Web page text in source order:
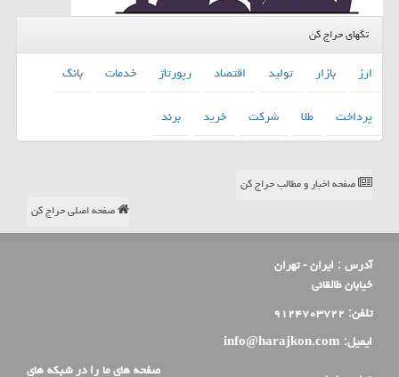
تگهای حراج کن
ارز بازار تولید اقتصاد رپورتاژ خدمات
بانك
پرداخت
طلا شركت خرید برند
صفحه اخبار و مطالب حراج کن
صفحه اصلی حراج کن
آدرس : ایران - تهران
خیابان طالقانی
تلفن: ۹۱۲۴۷۰۳۷۲۲
ایمیل: info@harajkon.com
صفحه های ما را در شبکه های